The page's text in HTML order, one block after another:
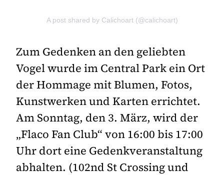
A post shared by Calichoart (@calichoart)
Zum Gedenken an den geliebten
Vogel wurde im Central Park ein Ort
der Hommage mit Blumen, Fotos,
Kunstwerken und Karten errichtet.
Am Sonntag, den 3. März, wird der
„Flaco Fan Club“ von 16:00 bis 17:00
Uhr dort eine Gedenkveranstaltung
abhalten. (102nd St Crossing und